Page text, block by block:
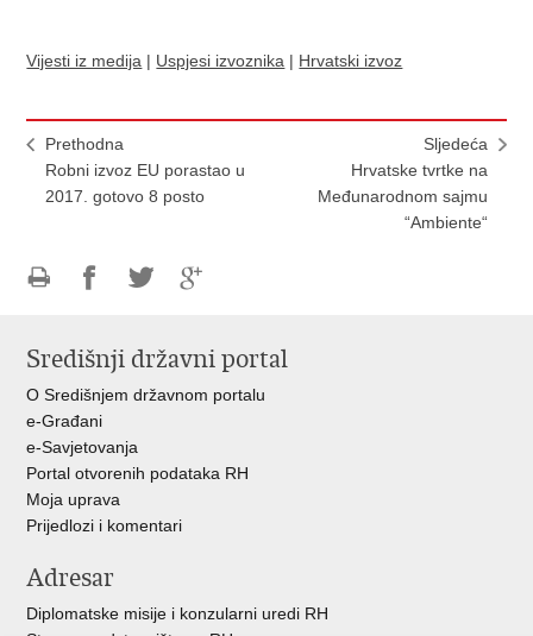
Vijesti iz medija | Uspjesi izvoznika | Hrvatski izvoz
Prethodna
Robni izvoz EU porastao u
2017. gotovo 8 posto
Sljedeća
Hrvatske tvrtke na
Međunarodnom sajmu
“Ambiente“
FacebookuTwitteruGoogle
Središnji državni portal
O Središnjem državnom portalu
e-Građani
e-Savjetovanja
Portal otvorenih podataka RH
Moja uprava
Prijedlozi i komentari
Adresar
Diplomatske misije i konzularni uredi RH